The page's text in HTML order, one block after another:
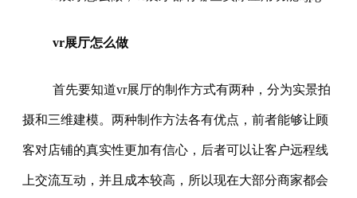
vr展厅怎么做
首先要知道vr展厅的制作方式有两种，分为实景拍
摄和三维建模。两种制作方法各有优点，前者能够让顾
客对店铺的真实性更加有信心，后者可以让客户远程线
上交流互动，并且成本较高，所以现在大部分商家都会